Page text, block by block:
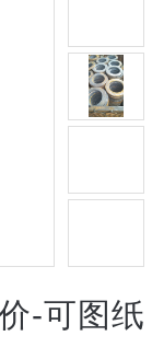
-可图纸